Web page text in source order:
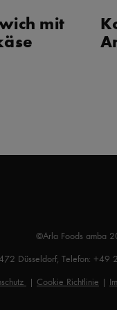
mit
©Arla Foods amba
Düsseldorf, Telefon:
| Cookie Richtlinie |